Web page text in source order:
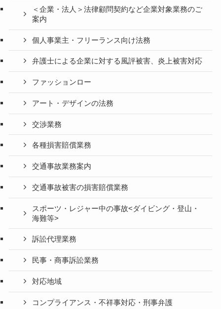
＜企業・法人＞法律顧問契約など企業対象業務のご
案内
個人事業主・フリーランス向け法務
弁護士による企業に対する風評被害、炎上被害対応
ファッションロー
アート・デザインの法務
交渉業務
各種損害賠償業務
交通事故業務案内
交通事故被害の損害賠償業務
スポーツ・レジャー中の事故<ダイビング・登山・
海難等>
訴訟代理業務
民事・商事訴訟業務
対応地域
コンプライアンス・不祥事対応・刑事弁護